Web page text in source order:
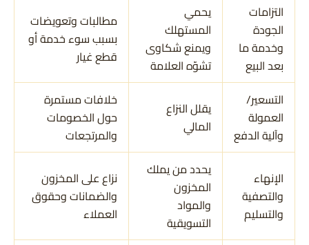
التزامات
الجودة
وخدمة ما
بعد البيع
يحمي
المستهلك
ويمنع شكاوى
تشوّه العلامة
مطالبات وتعويضات
بسبب سوء خدمة أو
قطع غيار
التسعير/
العمولة
وآلية الدفع
يقلل النزاع
المالي
خلافات مستمرة
حول الخصومات
والمرتجعات
الإنهاء
والتصفية
والتسليم
يحدد من يملك
المخزون
والمواد
التسويقية
نزاع على المخزون
والضمانات وحقوق
العملاء